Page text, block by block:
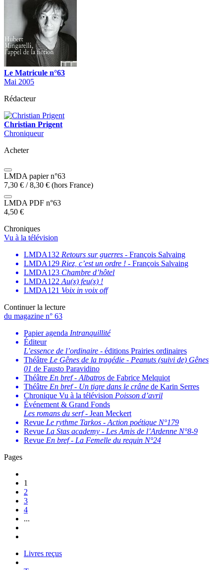
Le Matricule n°63
Mai 2005
Rédacteur
Christian Prigent
Chroniqueur
Acheter
LMDA papier n°63
7,30 € /8,30 € (hors France)
LMDA PDF n°63
4,50 €
Chroniques
Vu à la télévision
LMDA132 Retours sur guerres - François Salvaing
LMDA129 Riez, c’est un ordre ! - François Salvaing
LMDA123 Chambre d’hôtel
LMDA122 Au(x) feu(x) !
LMDA121 Voix in voix off
Continuer la lecture
du magazine n° 63
Papier agenda Intranquillité
Éditeur
L’essence de l’ordinaire - éditions Prairies ordinaires
Théâtre Le Gênes de la tragédie - Peanuts (suivi de) Gênes
01 de Fausto Paravidino
Théâtre En bref - Albatros de Fabrice Melquiot
Théâtre En bref - Un tigre dans le crâne de Karin Serres
Chronique Vu à la télévision Poisson d’avril
Événement & Grand Fonds
Les romans du serf - Jean Meckert
Revue Le rythme Tarkos - Action poétique N°179
Revue La Stas academy - Les Amis de l’Ardenne N°8-9
Revue En bref - La Femelle du requin N°24
Pages
1
2
3
4
...
Livres reçus